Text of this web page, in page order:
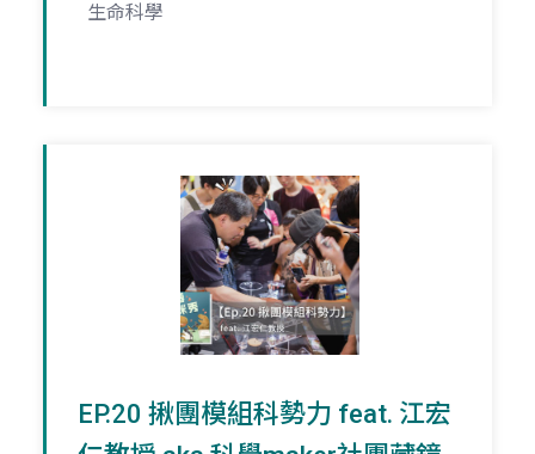
生命科學
EP.20 揪團模組科勢力 feat. 江宏